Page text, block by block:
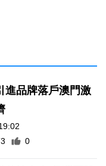
進品牌落戶澳門激
0